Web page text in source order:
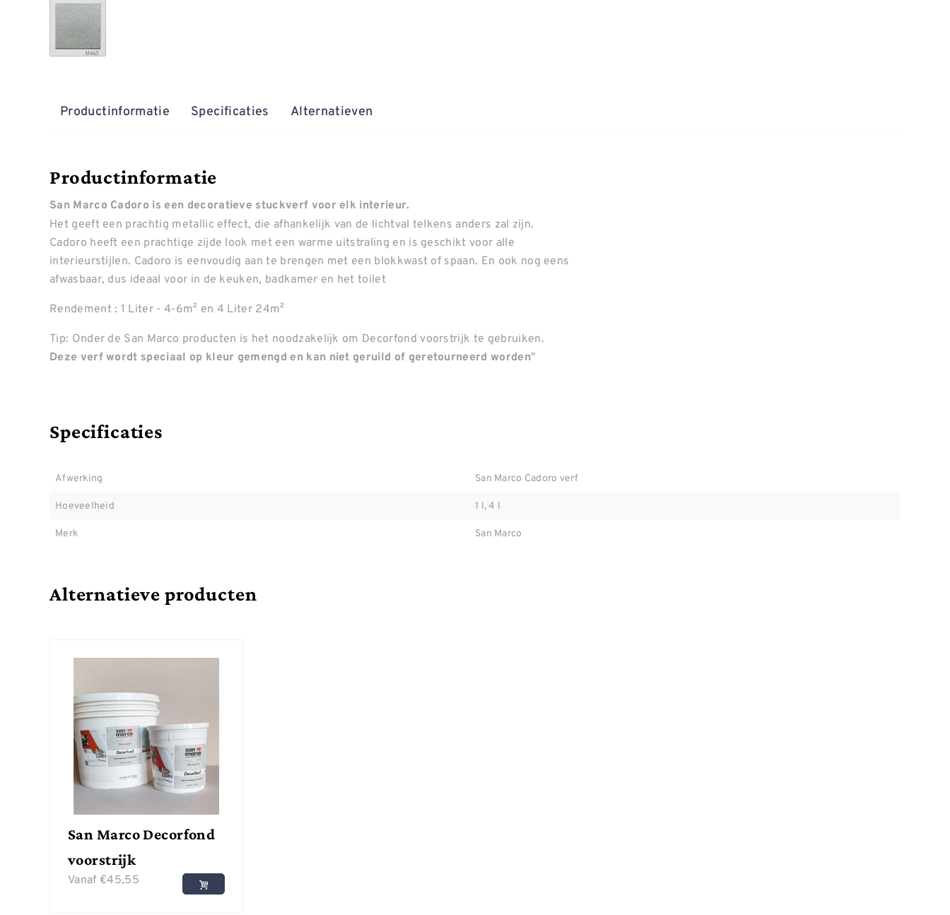
Productinformatie Specificaties Alternatieven
Productinformatie
San Marco Cadoro is een decoratieve stuckverf voor elk interieur.
Het geeft een prachtig metallic effect, die afhankelijk van de lichtval telkens anders zal zijn.
Cadoro heeft een prachtige zijde look met een warme uitstraling en is geschikt voor alle
interieurstijlen. Cadoro is eenvoudig aan te brengen met een blokkwast of spaan. En ook nog eens
afwasbaar, dus ideaal voor in de keuken, badkamer en het toilet
Rendement : 1 Liter - 4-6m² en 4 Liter 24m²
Tip: Onder de San Marco producten is het noodzakelijk om Decorfond voorstrijk te gebruiken.
Deze verf wordt speciaal op kleur gemengd en kan niet geruild of geretourneerd worden"
Specificaties
Afwerking
San Marco Cadoro verf
Hoeveelheid
1 l, 4 l
Merk
San Marco
Alternatieve producten
San Marco Decorfond
voorstrijk
Vanaf €45,55